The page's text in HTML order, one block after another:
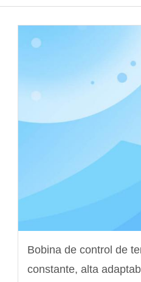
Bobina de control de
constante, alta